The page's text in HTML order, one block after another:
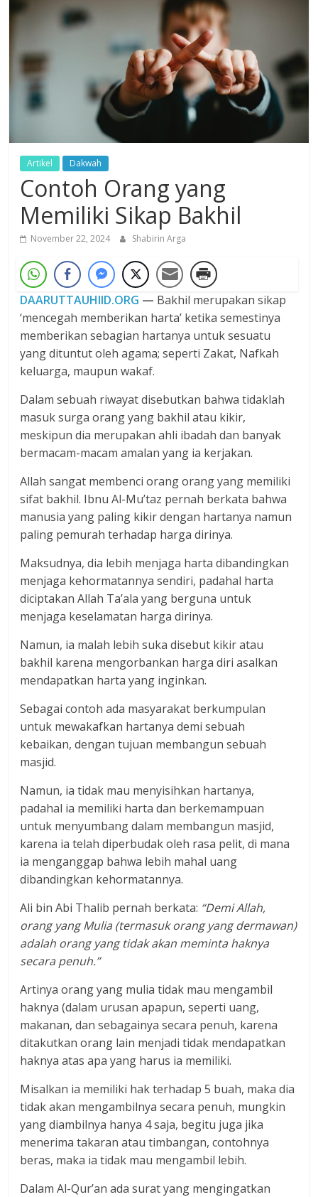
Dzikir,
Ikhtiar
Artikel Dakwah
Contoh Orang yang
Memiliki Sikap Bakhil
November 22, 2024 Shabirin Arga
DAARUTTAUHIID.ORG — Bakhil merupakan sikap
‘mencegah memberikan harta’ ketika semestinya
memberikan sebagian hartanya untuk sesuatu
yang dituntut oleh agama; seperti Zakat, Nafkah
keluarga, maupun wakaf.
Dalam sebuah riwayat disebutkan bahwa tidaklah
masuk surga orang yang bakhil atau kikir,
meskipun dia merupakan ahli ibadah dan banyak
bermacam-macam amalan yang ia kerjakan.
Allah sangat membenci orang orang yang memiliki
sifat bakhil. Ibnu Al-Mu’taz pernah berkata bahwa
manusia yang paling kikir dengan hartanya namun
paling pemurah terhadap harga dirinya.
Maksudnya, dia lebih menjaga harta dibandingkan
menjaga kehormatannya sendiri, padahal harta
diciptakan Allah Ta’ala yang berguna untuk
menjaga keselamatan harga dirinya.
Namun, ia malah lebih suka disebut kikir atau
bakhil karena mengorbankan harga diri asalkan
mendapatkan harta yang inginkan.
Sebagai contoh ada masyarakat berkumpulan
untuk mewakafkan hartanya demi sebuah
kebaikan, dengan tujuan membangun sebuah
masjid.
Namun, ia tidak mau menyisihkan hartanya,
padahal ia memiliki harta dan berkemampuan
untuk menyumbang dalam membangun masjid,
karena ia telah diperbudak oleh rasa pelit, di mana
ia menganggap bahwa lebih mahal uang
dibandingkan kehormatannya.
Ali bin Abi Thalib pernah berkata: “Demi Allah,
orang yang Mulia (termasuk orang yang dermawan)
adalah orang yang tidak akan meminta haknya
secara penuh.”
Artinya orang yang mulia tidak mau mengambil
haknya (dalam urusan apapun, seperti uang,
makanan, dan sebagainya secara penuh, karena
ditakutkan orang lain menjadi tidak mendapatkan
haknya atas apa yang harus ia memiliki.
Misalkan ia memiliki hak terhadap 5 buah, maka dia
tidak akan mengambilnya secara penuh, mungkin
yang diambilnya hanya 4 saja, begitu juga jika
menerima takaran atau timbangan, contohnya
beras, maka ia tidak mau mengambil lebih.
Dalam Al-Qur’an ada surat yang mengingatkan